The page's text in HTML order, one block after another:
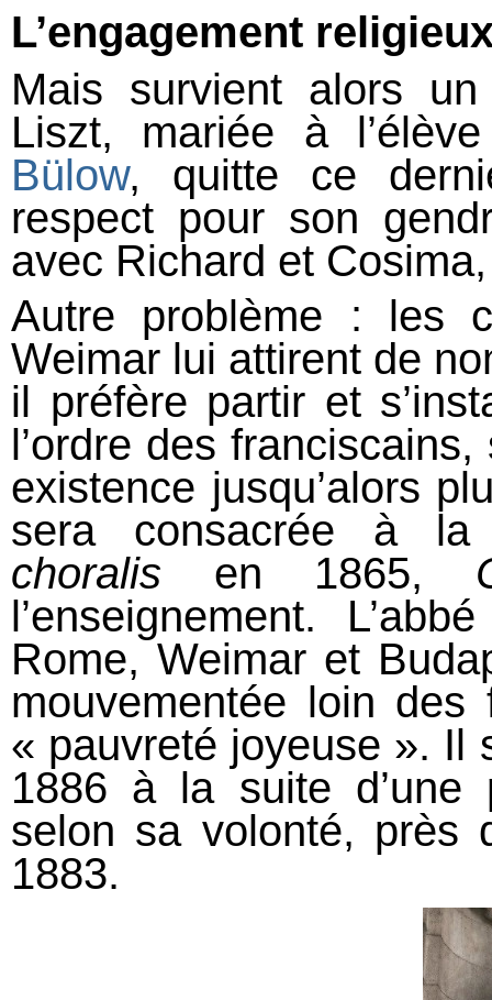
L’engagement
Mais survient alors
Liszt, mariée à
Bülow, quitte ce
respect pour son
avec Richard et
Autre problème : les
Weimar lui attirent de
il préfère partir et
l’ordre des
existence jusqu’alors
sera consacrée à la
choralis en 1865,
l’enseignement.
Rome, Weimar et
mouvementée loin
« pauvreté joyeuse ». Il
1886 à la suite d’une
selon sa volonté, près
1883.